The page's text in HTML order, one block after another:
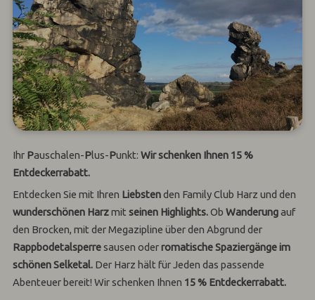
Ihr Pauschalen-Plus-Punkt:Wir schenken Ihnen 15 %
Entdeckerrabatt.
Entdecken Sie mit Ihren Liebstenden Family Club Harz und den
wunderschönen Harzmitseinen Highlights.ObWanderungauf
den Brocken, mit der Megazipline über den Abgrund der
Rappbodetalsperresausen oderromatische Spaziergänge im
schönen Selketal. Der Harz hält für Jeden das passende
Abenteuer bereit! Wir schenken Ihnen 15 % Entdeckerrabatt.